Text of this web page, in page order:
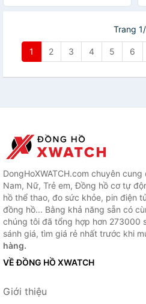
Trang
1 2 3 4 5 6
DongHoXWATCH.com chuyên
Nam, Nữ, Trẻ em, Đồng hồ cơ tự
hồ thể thao, đo sức khỏe, pin điện
đồng hồ... Bằng khả năng sẵn có
chúng tôi đã tổng hợp hơn 273000
sánh giá, tìm giá rẻ nhất trước khi
hàng.
VỀ ĐỒNG HỒ XWATCH
Giới thiệu